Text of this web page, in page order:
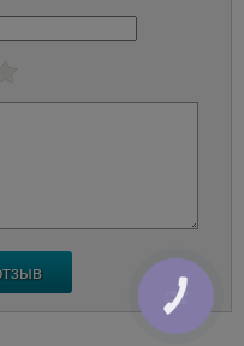
КНОПКА
ЗВ'ЯЗКУ